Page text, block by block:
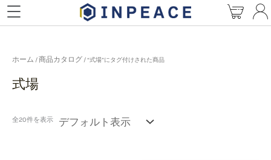
ホーム /商品カタログ / “式場”にタグ付けされた商品
式場
全20件を表示